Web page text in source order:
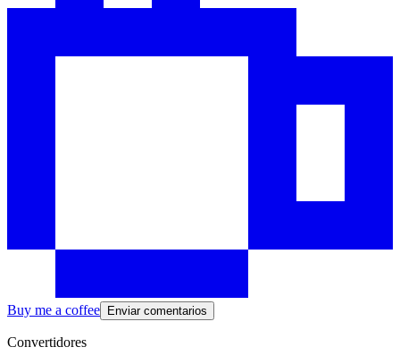
Buy me a coffee Enviar comentarios
Convertidores